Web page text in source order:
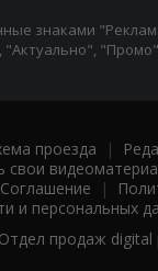
знаками
проезда |
свои
|
и персональных
Отдел продаж digital